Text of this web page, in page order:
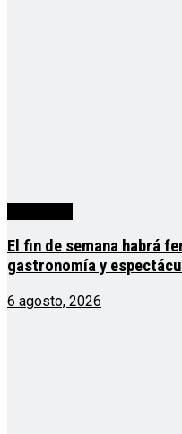
El fin de semana habrá
gastronomía y
6 agosto, 2026